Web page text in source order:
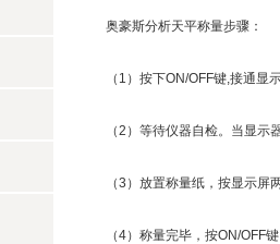
奥豪斯分析天平称量步骤：
（1）按下ON/OFF键,接通显
（2）等待仪器自检。当显示器
（3）放置称量纸，按显示屏两
（4）称量完毕，按ON/OFF键